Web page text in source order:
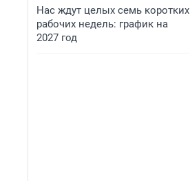
Нас ждут целых семь коротких
рабочих недель: график на
2027 год